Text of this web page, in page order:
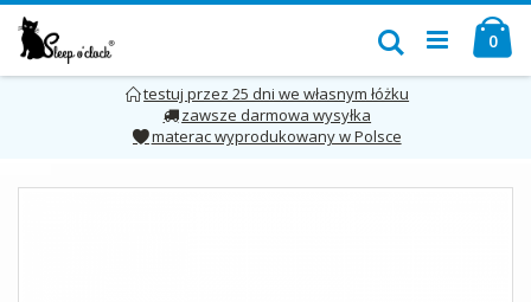
testuj przez 25 dni we własnym łóżku
zawsze darmowa wysyłka
materac wyprodukowany w Polsce
Przejdź
do
treści
0
Szukaj